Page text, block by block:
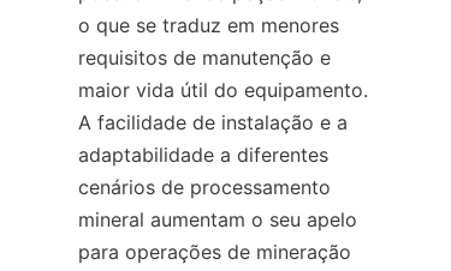
o que se traduz em menores
requisitos de manutenção e
maior vida útil do equipamento.
A facilidade de instalação e a
adaptabilidade a diferentes
cenários de processamento
mineral aumentam o seu apelo
para operações de mineração